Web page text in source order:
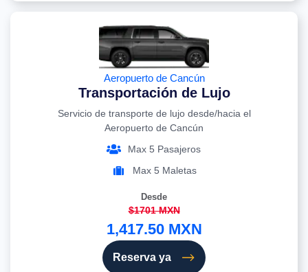
Aeropuerto de Cancún
Transportación de Lujo
Servicio de transporte de lujo desde/hacia el
Aeropuerto de Cancún
Max 5 Pasajeros
Max 5 Maletas
Desde
$1701 MXN
1,417.50 MXN
Reserva ya